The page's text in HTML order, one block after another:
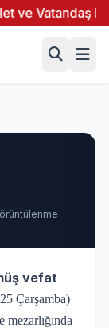
ve Vatandaş El
vefat
Çarşamba)
mezarlığında